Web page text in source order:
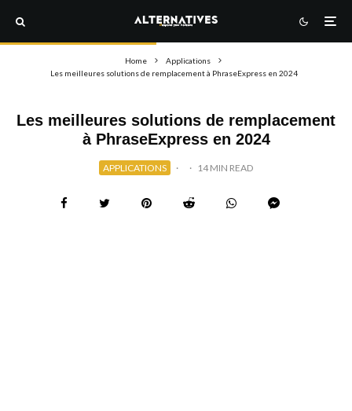
Home
Applications
Les meilleures solutions de remplacement à PhraseExpress en 2024
Les meilleures solutions de remplacement
à PhraseExpress en 2024
APPLICATIONS · · 14 MIN READ